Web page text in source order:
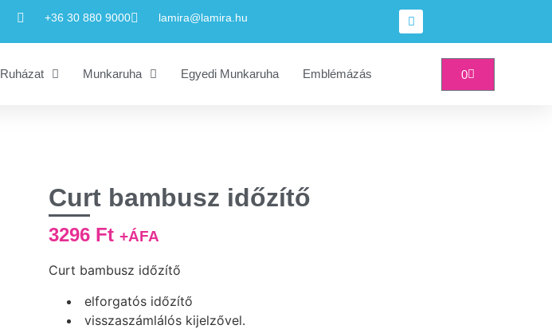
+36 30 880 9000 lamira@lamira.hu
Ruházat Munkaruha Egyedi Munkaruha Emblémázás 0
Curt bambusz időzítő
3296 Ft +ÁFA
Curt bambusz időzítő
elforgatós időzítő
visszaszámlálós kijelzővel.